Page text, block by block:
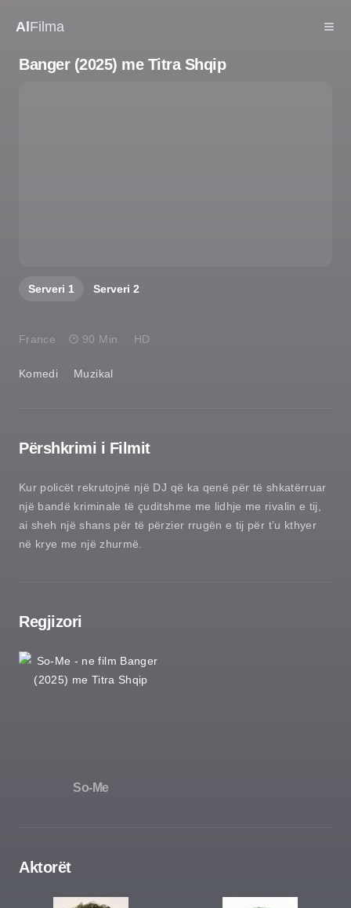
Al Filma
Banger (2025) me Titra Shqip
Serveri 1 Serveri 2
Komedi Muzikal
France 90 Min. HD
Përshkrimi i Filmit
Kur policët rekrutojnë një DJ që ka qenë për të shkatërruar
një bandë kriminale të çuditshme me lidhje me rivalin e tij,
ai sheh një shans për të përzier rrugën e tij për t’u kthyer
në krye me një zhurmë.
Regjizori
So-Me
Aktorët